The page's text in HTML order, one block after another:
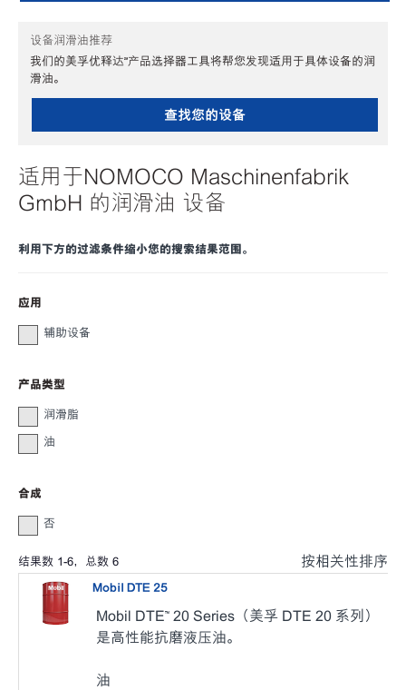
设备润滑油推荐
我们的美孚优释达℠产品选择器工具将帮您发现适用于具体设备的润
滑油。
查找您的设备
适用于NOMOCO Maschinenfabrik
GmbH 的润滑油 设备
利用下方的过滤条件缩小您的搜索结果范围。
应用
辅助设备
产品类型
润滑脂
油
合成
否
结果数 1-6，总数 6 按相关性排序
Mobil DTE 25
Mobil DTE™ 20 Series（美孚 DTE 20 系列）
是高性能抗磨液压油。
油